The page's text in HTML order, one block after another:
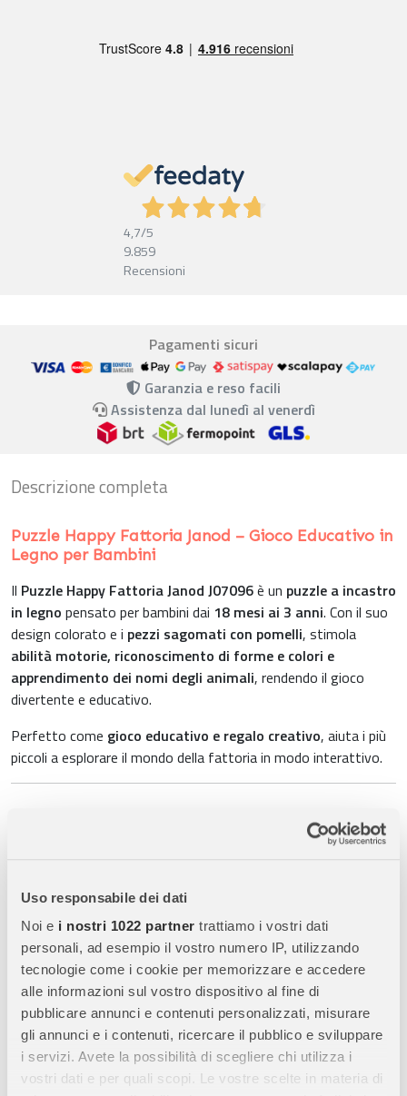
Uso responsabile dei dati
Noi e i nostri 1022 partner trattiamo i vostri dati
personali, ad esempio il vostro numero IP, utilizzando
tecnologie come i cookie per memorizzare e accedere
alle informazioni sul vostro dispositivo al fine di
pubblicare annunci e contenuti personalizzati, misurare
gli annunci e i contenuti, ricercare il pubblico e sviluppare
i servizi. Avete la possibilità di scegliere chi utilizza i
vostri dati e per quali scopi. Le vostre scelte in materia di
4,7/5
9.859
Recensioni
Pagamenti sicuri
Garanzia e reso facili
Assistenza dal lunedì al venerdì
Descrizione completa
Puzzle Happy Fattoria Janod – Gioco Educativo in
Legno per Bambini
Il Puzzle Happy Fattoria Janod J07096è un puzzle a incastro
in legno pensato per bambini dai 18 mesi ai 3 anni. Con il suo
design colorato e i pezzi sagomati con pomelli, stimola
abilità motorie, riconoscimento di forme e colori e
apprendimento dei nomi degli animali, rendendo il gioco
divertente e educativo.
Perfetto come gioco educativo e regalo creativo, aiuta i più
piccoli a esplorare il mondo della fattoria in modo interattivo.
Apprendimento di Forme e Colori:
riconoscereforme, colori e spaziposizionando correttamente
i pezzi.
Nomi degli Animali: Stimola l’apprendimento deinomi degli
animalipresenti nel puzzle.
Pezzi con Pomelli:Facilita la presa e la manipolazione,
migliorandomotricità fine e coordinazione mano-occhio.
Supporto Originale:Il tabellone è sagomato conelementi del